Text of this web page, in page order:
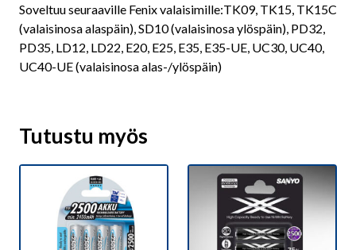
Soveltuu seuraaville Fenix valaisimille:TK09, TK15, TK15C
(valaisinosa alaspäin), SD10 (valaisinosa ylöspäin), PD32,
PD35, LD12, LD22, E20, E25, E35, E35-UE, UC30, UC40,
UC40-UE (valaisinosa alas-/ylöspäin)
Tutustu myös